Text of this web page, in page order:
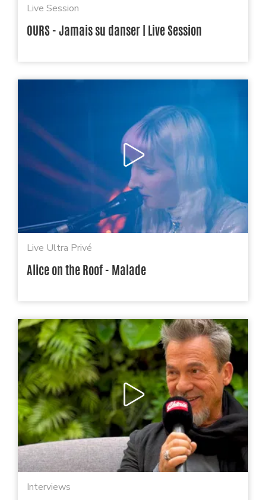
Live Session
OURS - Jamais su danser | Live Session
Live Ultra Privé
Alice on the Roof - Malade
Interviews